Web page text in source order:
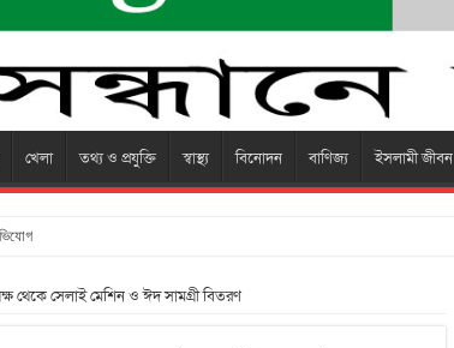
খেলা তথ্য ও প্রযুক্তি স্বাস্থ্য বিনোদন বাণিজ্য ইসলামী জীবন
থেকে সেলাই মেশিন ও ঈদ সামগ্রী বিতরণ